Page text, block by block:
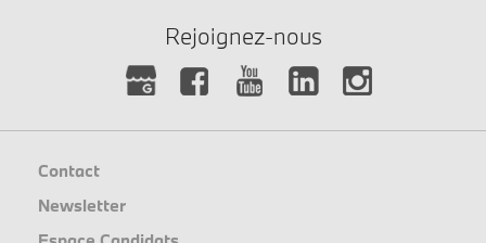
Rejoignez-nous
Contact
Newsletter